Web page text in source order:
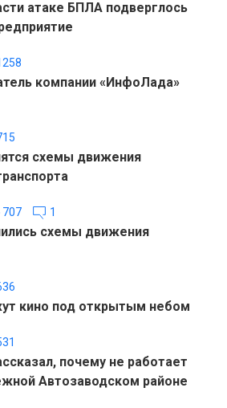
атаке БПЛА подверглось
компании «ИнфоЛада»
схемы движения
707 1
схемы движения
кино под открытым небом
почему не работает
Автозаводском районе